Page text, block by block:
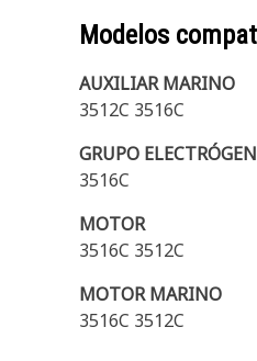
Modelos
AUXILIAR MARINO
3512C 3516C
GRUPO
3516C
MOTOR
3516C 3512C
MOTOR MARINO
3516C 3512C